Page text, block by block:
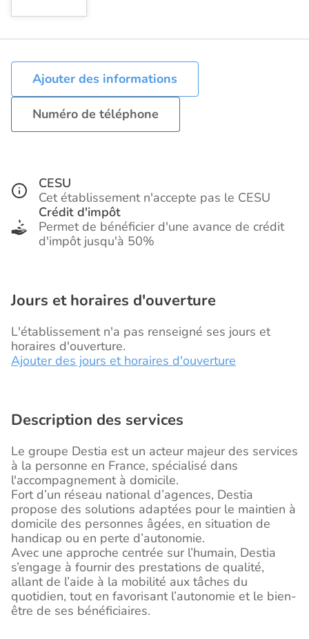
Ajouter des informations
Numéro de téléphone
CESU
Cet établissement n'accepte pas le CESU
Crédit d'impôt
Permet de bénéficier d'une avance de crédit
d'impôt jusqu'à 50%
Jours et horaires d'ouverture
L'établissement n'a pas renseigné ses jours et
horaires d'ouverture.
Ajouter des jours et horaires d'ouverture
Description des services
Le groupe Destia est un acteur majeur des services
à la personne en France, spécialisé dans
l'accompagnement à domicile.
Fort d’un réseau national d’agences, Destia
propose des solutions adaptées pour le maintien à
domicile des personnes âgées, en situation de
handicap ou en perte d’autonomie.
Avec une approche centrée sur l’humain, Destia
s’engage à fournir des prestations de qualité,
allant de l’aide à la mobilité aux tâches du
quotidien, tout en favorisant l’autonomie et le bien-
être de ses bénéficiaires.